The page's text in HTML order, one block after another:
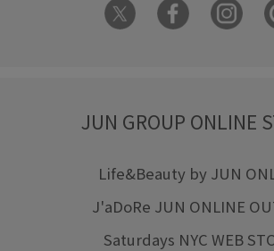
JUN GROUP ONLINE
Life&Beauty by JUN
J'aDoRe JUN ONLINE
Saturdays NYC WEB